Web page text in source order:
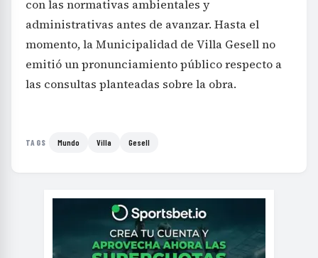
con las normativas ambientales y
administrativas antes de avanzar. Hasta el
momento, la Municipalidad de Villa Gesell no
emitió un pronunciamiento público respecto a
las consultas planteadas sobre la obra.
TAGS Mundo Villa Gesell